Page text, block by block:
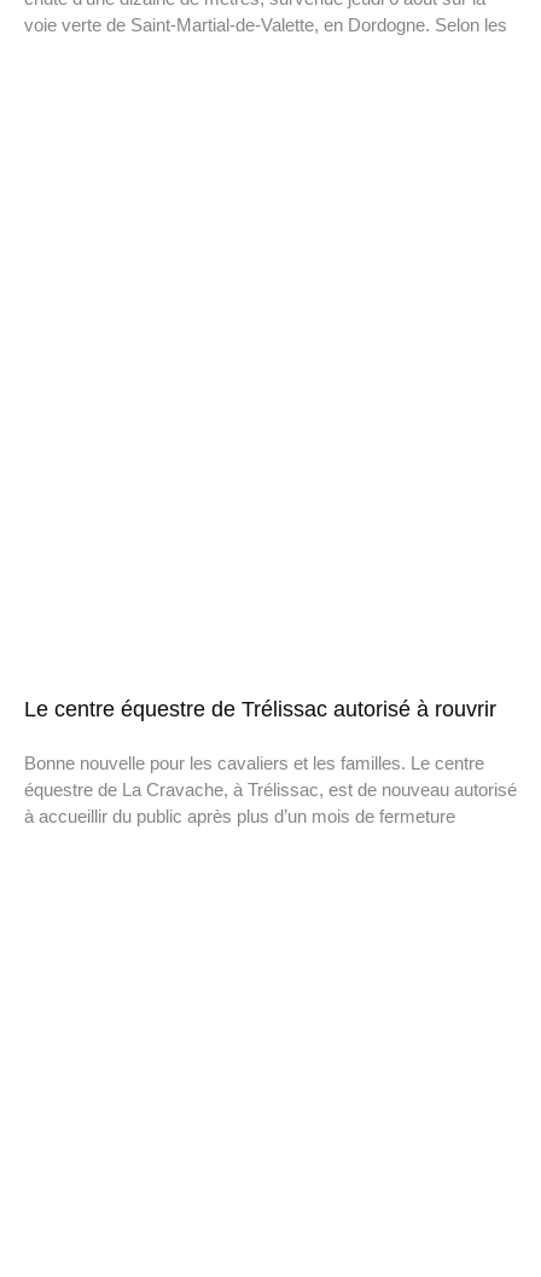
voie verte de Saint-Martial-de-Valette, en Dordogne. Selon les
Le centre équestre de Trélissac autorisé à rouvrir
Bonne nouvelle pour les cavaliers et les familles. Le centre
équestre de La Cravache, à Trélissac, est de nouveau autorisé
à accueillir du public après plus d’un mois de fermeture